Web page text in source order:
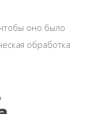
оно было
обработка